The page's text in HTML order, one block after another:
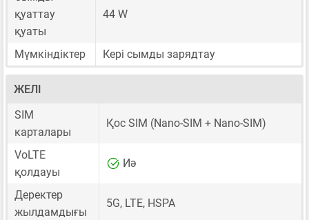
қуаттау
қуаты
44 W
Мүмкіндіктер Кері сымды зарядтау
ЖЕЛІ
SIM
карталары
Қос SIM (Nano-SIM + Nano-SIM)
VoLTE
қолдауы
Иә
Деректер
жылдамдығы
5G, LTE, HSPA